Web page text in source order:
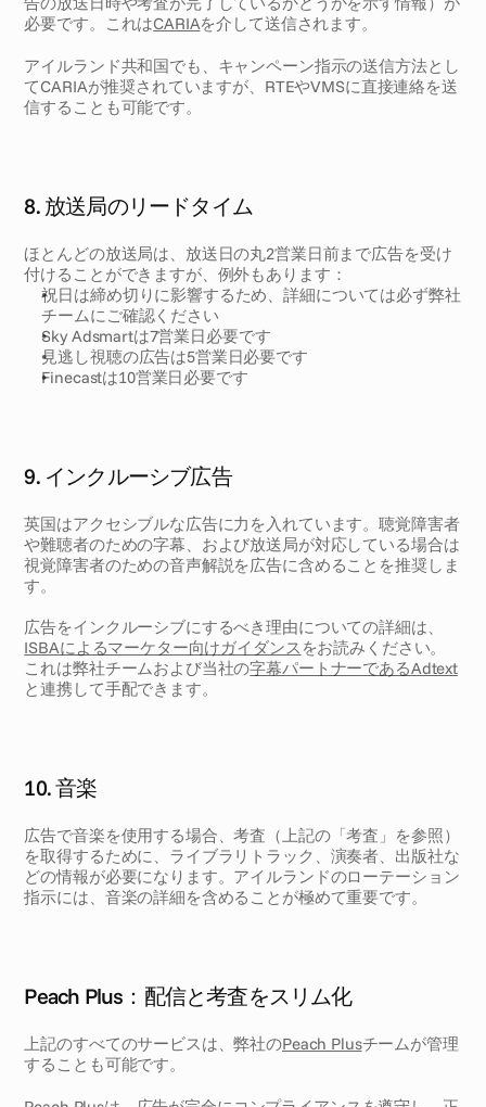
必要です。これはCARIAを介して送信されます。
アイルランド共和国でも、キャンペーン指示の送信方法とし
てCARIAが推奨されていますが、RTEやVMSに直接連絡を送
信することも可能です。
8. 放送局のリードタイム
ほとんどの放送局は、放送日の丸2営業日前まで広告を受け
付けることができますが、例外もあります：
祝日は締め切りに影響するため、詳細については必ず弊社
チームにご確認ください
Sky Adsmartは7営業日必要です
見逃し視聴の広告は5営業日必要です
Finecastは10営業日必要です
9. インクルーシブ広告
英国はアクセシブルな広告に力を入れています。聴覚障害者
や難聴者のための字幕、および放送局が対応している場合は
視覚障害者のための音声解説を広告に含めることを推奨しま
す。
広告をインクルーシブにするべき理由についての詳細は、
ISBAによるマーケター向けガイダンス をお読みください。
これは弊社チームおよび当社の字幕パートナーであるAdtext
と連携して手配できます。
10. 音楽
広告で音楽を使用する場合、考査（上記の「考査」を参照）
を取得するために、ライブラリトラック、演奏者、出版社な
どの情報が必要になります。アイルランドのローテーション
指示には、音楽の詳細を含めることが極めて重要です。
Peach Plus：配信と考査をスリム化
上記のすべてのサービスは、弊社のPeach Plusチームが管理
することも可能です。